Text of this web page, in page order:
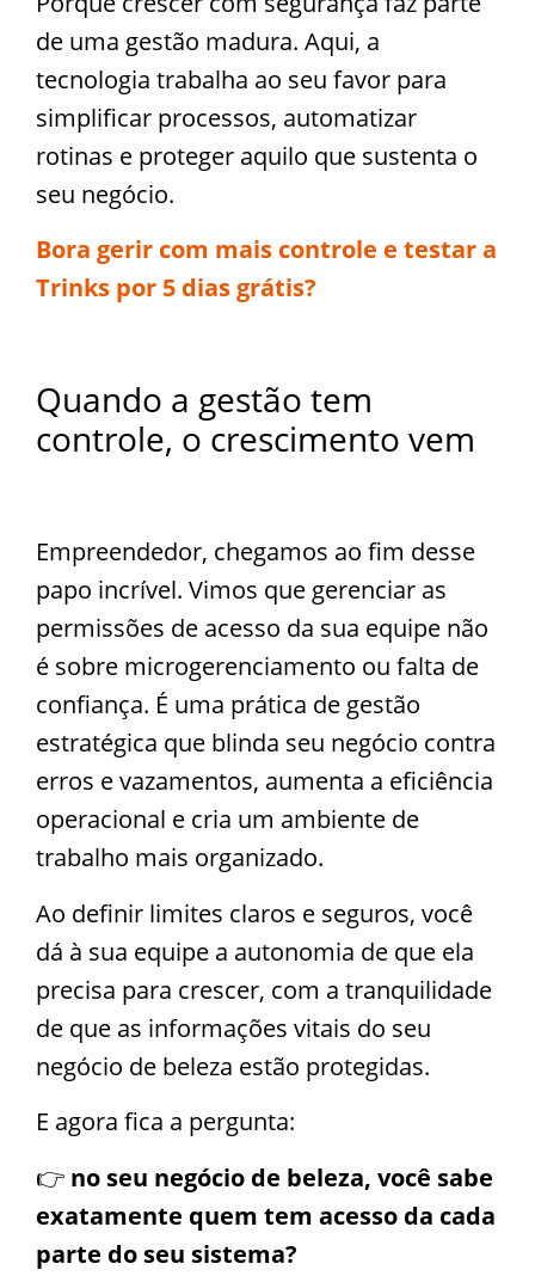
de uma gestão madura. Aqui, a
tecnologia trabalha ao seu favor para
simplificar processos, automatizar
rotinas e proteger aquilo que sustenta o
seu negócio.
Bora gerir com mais controle e testar a
Trinks por 5 dias grátis?
Quando a gestão tem
controle, o crescimento vem
Empreendedor, chegamos ao fim desse
papo incrível. Vimos quegerenciar as
permissões de acesso da sua equipe não
é sobre microgerenciamento ou falta de
confiança. É uma prática de gestão
estratégica que blinda seu negócio contra
erros e vazamentos, aumenta a eficiência
operacional e cria um ambiente de
trabalho mais organizado.
Ao definir limites claros e seguros, você
dá à sua equipe a autonomia de que ela
precisa para crescer, com a tranquilidade
de que as informações vitais do seu
negócio de beleza estão protegidas.
E agora fica a pergunta:
👉 no seu negócio de beleza, você sabe
exatamente quem tem acesso da cada
parte do seu sistema?